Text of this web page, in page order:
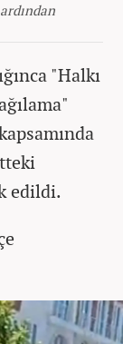
"Halkı
edildi.